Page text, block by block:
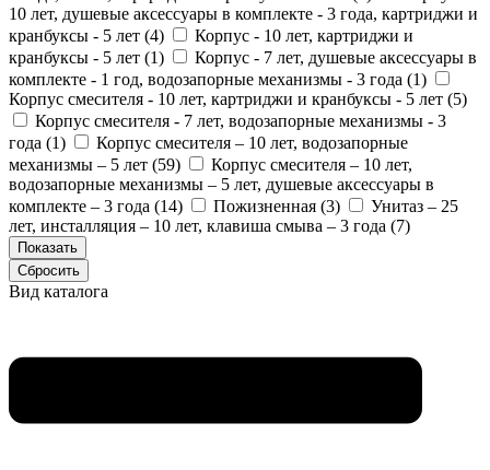
10 лет, душевые аксессуары в комплекте - 3 года, картриджи и
кранбуксы - 5 лет (4)
Корпус - 10 лет, картриджи и
кранбуксы - 5 лет (1)
Корпус - 7 лет, душевые аксессуары в
комплекте - 1 год, водозапорные механизмы - 3 года (1)
Корпус смесителя - 10 лет, картриджи и кранбуксы - 5 лет (5)
Корпус смесителя - 7 лет, водозапорные механизмы - 3
года (1)
Корпус смесителя – 10 лет, водозапорные
механизмы – 5 лет (59)
Корпус смесителя – 10 лет,
водозапорные механизмы – 5 лет, душевые аксессуары в
комплекте – 3 года (14) Пожизненная (3)
Унитаз – 25
лет, инсталляция – 10 лет, клавиша смыва – 3 года (7)
Вид каталога